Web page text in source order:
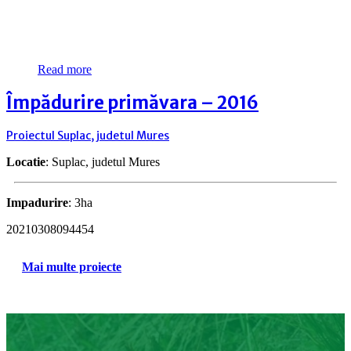
Read more
Împădurire primăvara – 2016
Proiectul Suplac, judetul Mures
Locatie: Suplac, judetul Mures
Impadurire: 3ha
20210308094454
Mai multe proiecte